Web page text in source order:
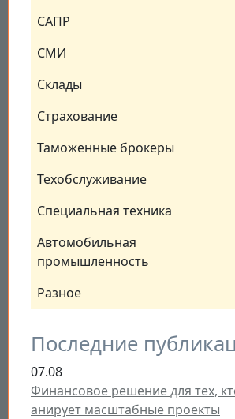
САПР
СМИ
Склады
Страхование
Таможенные брокеры
Техобслуживание
Специальная техника
Автомобильная
промышленность
Разное
Последние
07.08
Финансовое решение для тех,
анирует масштабные проекты